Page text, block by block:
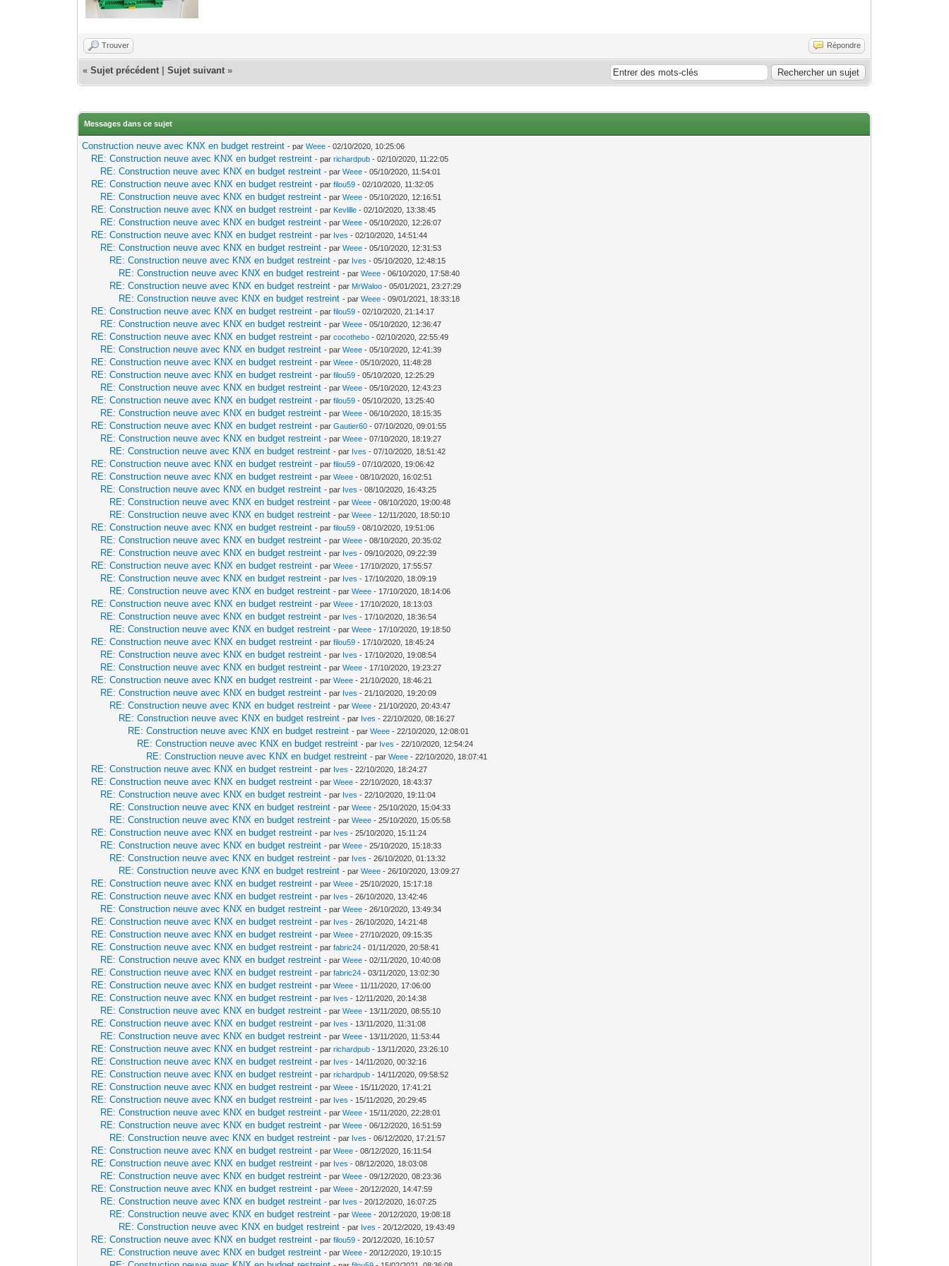
Trouver Répondre
«Sujet précédent |Sujet suivant »
Messages dans ce sujet
Construction neuve avec KNX en budget restreint - parWeee - 02/10/2020, 10:25:06
RE: Construction neuve avec KNX en budget restreint - parrichardpub - 02/10/2020, 11:22:05
RE: Construction neuve avec KNX en budget restreint - parWeee - 05/10/2020, 11:54:01
RE: Construction neuve avec KNX en budget restreint - parfilou59 - 02/10/2020, 11:32:05
RE: Construction neuve avec KNX en budget restreint - parWeee - 05/10/2020, 12:16:51
RE: Construction neuve avec KNX en budget restreint - par Kevlille - 02/10/2020, 13:38:45
RE: Construction neuve avec KNX en budget restreint - parWeee - 05/10/2020, 12:26:07
RE: Construction neuve avec KNX en budget restreint - par Ives - 02/10/2020, 14:51:44
RE: Construction neuve avec KNX en budget restreint - parWeee - 05/10/2020, 12:31:53
RE: Construction neuve avec KNX en budget restreint - par Ives - 05/10/2020, 12:48:15
RE: Construction neuve avec KNX en budget restreint - parWeee - 06/10/2020, 17:58:40
RE: Construction neuve avec KNX en budget restreint - par MrWaloo - 05/01/2021, 23:27:29
RE: Construction neuve avec KNX en budget restreint - parWeee - 09/01/2021, 18:33:18
RE: Construction neuve avec KNX en budget restreint - parfilou59 - 02/10/2020, 21:14:17
RE: Construction neuve avec KNX en budget restreint - parWeee - 05/10/2020, 12:36:47
RE: Construction neuve avec KNX en budget restreint - parcocothebo - 02/10/2020, 22:55:49
RE: Construction neuve avec KNX en budget restreint - parWeee - 05/10/2020, 12:41:39
RE: Construction neuve avec KNX en budget restreint - parWeee - 05/10/2020, 11:48:28
RE: Construction neuve avec KNX en budget restreint - parfilou59 - 05/10/2020, 12:25:29
RE: Construction neuve avec KNX en budget restreint - parWeee - 05/10/2020, 12:43:23
RE: Construction neuve avec KNX en budget restreint - parfilou59 - 05/10/2020, 13:25:40
RE: Construction neuve avec KNX en budget restreint - parWeee - 06/10/2020, 18:15:35
RE: Construction neuve avec KNX en budget restreint - parGautier60 - 07/10/2020, 09:01:55
RE: Construction neuve avec KNX en budget restreint - parWeee - 07/10/2020, 18:19:27
RE: Construction neuve avec KNX en budget restreint - par Ives - 07/10/2020, 18:51:42
RE: Construction neuve avec KNX en budget restreint - parfilou59 - 07/10/2020, 19:06:42
RE: Construction neuve avec KNX en budget restreint - parWeee - 08/10/2020, 16:02:51
RE: Construction neuve avec KNX en budget restreint - par Ives - 08/10/2020, 16:43:25
RE: Construction neuve avec KNX en budget restreint - parWeee - 08/10/2020, 19:00:48
RE: Construction neuve avec KNX en budget restreint - parWeee - 12/11/2020, 18:50:10
RE: Construction neuve avec KNX en budget restreint - parfilou59 - 08/10/2020, 19:51:06
RE: Construction neuve avec KNX en budget restreint - parWeee - 08/10/2020, 20:35:02
RE: Construction neuve avec KNX en budget restreint - par Ives - 09/10/2020, 09:22:39
RE: Construction neuve avec KNX en budget restreint - parWeee - 17/10/2020, 17:55:57
RE: Construction neuve avec KNX en budget restreint - par Ives - 17/10/2020, 18:09:19
RE: Construction neuve avec KNX en budget restreint - parWeee - 17/10/2020, 18:14:06
RE: Construction neuve avec KNX en budget restreint - parWeee - 17/10/2020, 18:13:03
RE: Construction neuve avec KNX en budget restreint - par Ives - 17/10/2020, 18:36:54
RE: Construction neuve avec KNX en budget restreint - parWeee - 17/10/2020, 19:18:50
RE: Construction neuve avec KNX en budget restreint - parfilou59 - 17/10/2020, 18:45:24
RE: Construction neuve avec KNX en budget restreint - par Ives - 17/10/2020, 19:08:54
RE: Construction neuve avec KNX en budget restreint - parWeee - 17/10/2020, 19:23:27
RE: Construction neuve avec KNX en budget restreint - parWeee - 21/10/2020, 18:46:21
RE: Construction neuve avec KNX en budget restreint - par Ives - 21/10/2020, 19:20:09
RE: Construction neuve avec KNX en budget restreint - parWeee - 21/10/2020, 20:43:47
RE: Construction neuve avec KNX en budget restreint - par Ives - 22/10/2020, 08:16:27
RE: Construction neuve avec KNX en budget restreint - parWeee - 22/10/2020, 12:08:01
RE: Construction neuve avec KNX en budget restreint - par Ives - 22/10/2020, 12:54:24
RE: Construction neuve avec KNX en budget restreint - parWeee - 22/10/2020, 18:07:41
RE: Construction neuve avec KNX en budget restreint - par Ives - 22/10/2020, 18:24:27
RE: Construction neuve avec KNX en budget restreint - parWeee - 22/10/2020, 18:43:37
RE: Construction neuve avec KNX en budget restreint - par Ives - 22/10/2020, 19:11:04
RE: Construction neuve avec KNX en budget restreint - parWeee - 25/10/2020, 15:04:33
RE: Construction neuve avec KNX en budget restreint - parWeee - 25/10/2020, 15:05:58
RE: Construction neuve avec KNX en budget restreint - par Ives - 25/10/2020, 15:11:24
RE: Construction neuve avec KNX en budget restreint - parWeee - 25/10/2020, 15:18:33
RE: Construction neuve avec KNX en budget restreint - par Ives - 26/10/2020, 01:13:32
RE: Construction neuve avec KNX en budget restreint - parWeee - 26/10/2020, 13:09:27
RE: Construction neuve avec KNX en budget restreint - parWeee - 25/10/2020, 15:17:18
RE: Construction neuve avec KNX en budget restreint - par Ives - 26/10/2020, 13:42:46
RE: Construction neuve avec KNX en budget restreint - parWeee - 26/10/2020, 13:49:34
RE: Construction neuve avec KNX en budget restreint - par Ives - 26/10/2020, 14:21:48
RE: Construction neuve avec KNX en budget restreint - parWeee - 27/10/2020, 09:15:35
RE: Construction neuve avec KNX en budget restreint - parfabric24 - 01/11/2020, 20:58:41
RE: Construction neuve avec KNX en budget restreint - parWeee - 02/11/2020, 10:40:08
RE: Construction neuve avec KNX en budget restreint - parfabric24 - 03/11/2020, 13:02:30
RE: Construction neuve avec KNX en budget restreint - parWeee - 11/11/2020, 17:06:00
RE: Construction neuve avec KNX en budget restreint - par Ives - 12/11/2020, 20:14:38
RE: Construction neuve avec KNX en budget restreint - parWeee - 13/11/2020, 08:55:10
RE: Construction neuve avec KNX en budget restreint - par Ives - 13/11/2020, 11:31:08
RE: Construction neuve avec KNX en budget restreint - parWeee - 13/11/2020, 11:53:44
RE: Construction neuve avec KNX en budget restreint - parrichardpub - 13/11/2020, 23:26:10
RE: Construction neuve avec KNX en budget restreint - par Ives - 14/11/2020, 00:32:16
RE: Construction neuve avec KNX en budget restreint - parrichardpub - 14/11/2020, 09:58:52
RE: Construction neuve avec KNX en budget restreint - parWeee - 15/11/2020, 17:41:21
RE: Construction neuve avec KNX en budget restreint - par Ives - 15/11/2020, 20:29:45
RE: Construction neuve avec KNX en budget restreint - parWeee - 15/11/2020, 22:28:01
RE: Construction neuve avec KNX en budget restreint - parWeee - 06/12/2020, 16:51:59
RE: Construction neuve avec KNX en budget restreint - par Ives - 06/12/2020, 17:21:57
RE: Construction neuve avec KNX en budget restreint - parWeee - 08/12/2020, 16:11:54
RE: Construction neuve avec KNX en budget restreint - par Ives - 08/12/2020, 18:03:08
RE: Construction neuve avec KNX en budget restreint - parWeee - 09/12/2020, 08:23:36
RE: Construction neuve avec KNX en budget restreint - parWeee - 20/12/2020, 14:47:59
RE: Construction neuve avec KNX en budget restreint - par Ives - 20/12/2020, 16:07:25
RE: Construction neuve avec KNX en budget restreint - parWeee - 20/12/2020, 19:08:18
RE: Construction neuve avec KNX en budget restreint - par Ives - 20/12/2020, 19:43:49
RE: Construction neuve avec KNX en budget restreint - parfilou59 - 20/12/2020, 16:10:57
RE: Construction neuve avec KNX en budget restreint - parWeee - 20/12/2020, 19:10:15